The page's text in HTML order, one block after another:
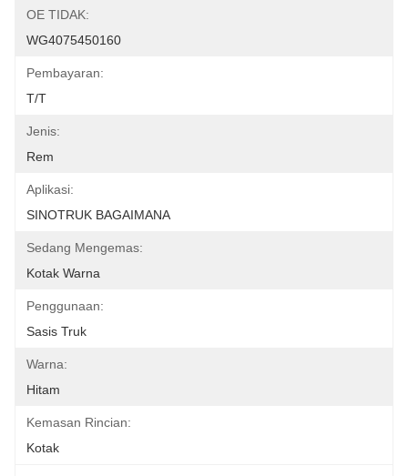
OE TIDAK:
WG4075450160
Pembayaran:
T/T
Jenis:
Rem
Aplikasi:
SINOTRUK BAGAIMANA
Sedang Mengemas:
Kotak Warna
Penggunaan:
Sasis Truk
Warna:
Hitam
Kemasan Rincian:
Kotak